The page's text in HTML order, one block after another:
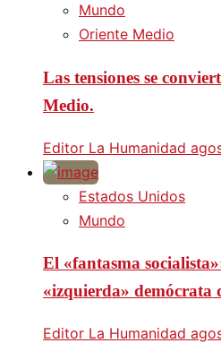
Mundo
Oriente Medio
Las tensiones se
Medio.
Editor La Humanidad
Estados Unidos
Mundo
El «fantasma
«izquierda» demócrata
Editor La Humanidad